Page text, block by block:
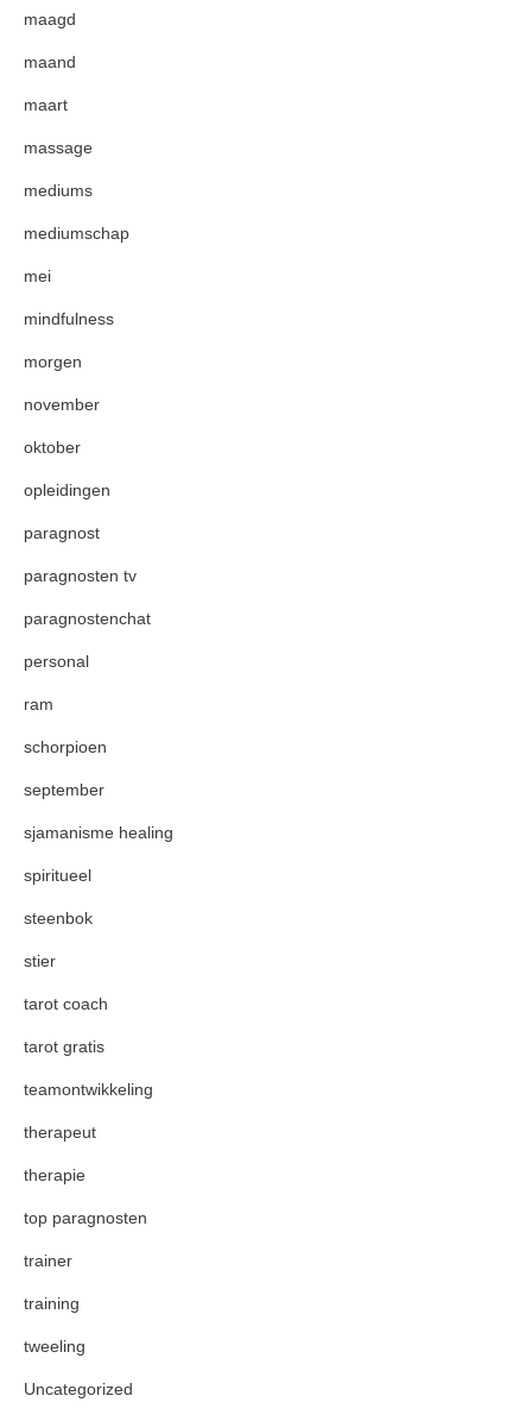
maagd
maand
maart
massage
mediums
mediumschap
mei
mindfulness
morgen
november
oktober
opleidingen
paragnost
paragnosten tv
paragnostenchat
personal
ram
schorpioen
september
sjamanisme healing
spiritueel
steenbok
stier
tarot coach
tarot gratis
teamontwikkeling
therapeut
therapie
top paragnosten
trainer
training
tweeling
Uncategorized